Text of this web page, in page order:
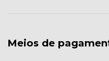
Meios de